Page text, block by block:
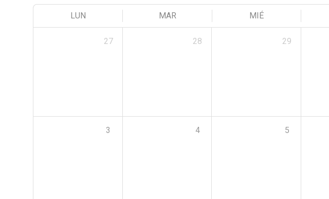
LUN MAR MIÉ
27 28 29
3 4 5